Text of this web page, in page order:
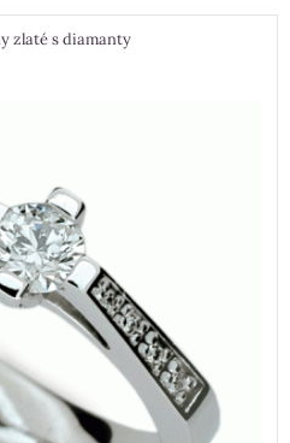
zlaté s diamanty